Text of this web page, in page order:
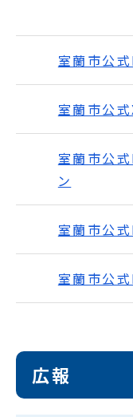
室蘭市公式
室蘭市公
室蘭市公式
ン
室蘭市公式
室蘭市公式
広報